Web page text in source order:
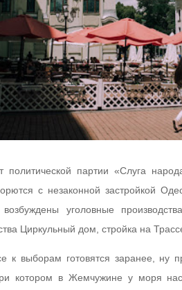
политической партии «Слуга
с незаконной застройкой
возбуждены уголовные
Циркульный дом, стройка на
к выборам готовятся заранее, ну
котором в Жемчужине у моря